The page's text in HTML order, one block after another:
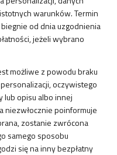
warunków. Termin
od dnia uzgodnienia
jeżeli wybrano
możliwe z powodu braku
oczywistego
lub opisu albo innej
niezwłocznie poinformuje
zostanie zwrócona
samego sposobu
się na inny bezpłatny